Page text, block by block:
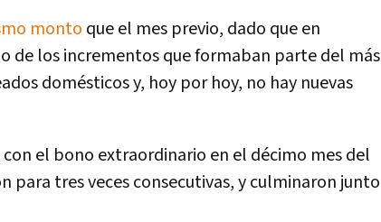
monto que el mes previo, dado que en
los incrementos que formaban parte del más
domésticos y, hoy por hoy, no hay nuevas
el bono extraordinario en el décimo mes del
para tres veces consecutivas, y culminaron junto